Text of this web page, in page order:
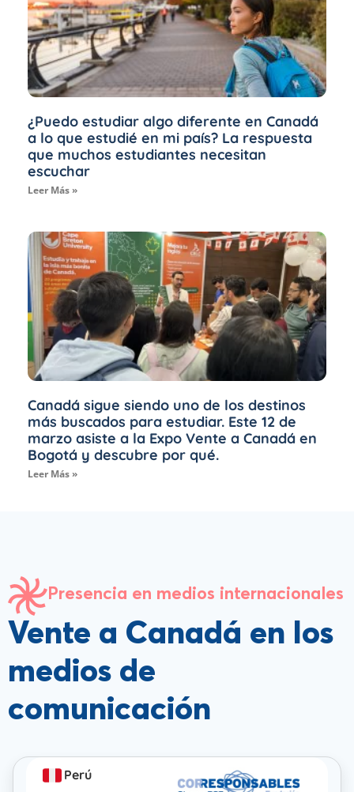
¿Puedo estudiar algo diferente en Canadá
a lo que estudié en mi país? La respuesta
que muchos estudiantes necesitan
escuchar
Leer Más »
Canadá sigue siendo uno de los destinos
más buscados para estudiar. Este 12 de
marzo asiste a la Expo Vente a Canadá en
Bogotá y descubre por qué.
Leer Más »
Presencia en medios internacionales
Vente a Canadá en los
medios de
comunicación
Perú